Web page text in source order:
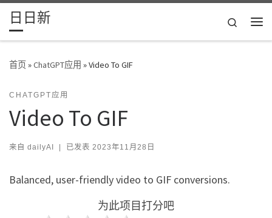
Skip to content
日日新
Search
首页»ChatGPT应用 »Video To GIF
CHATGPT应用
Video To GIF
来自 dailyAI | 已发表 2023年11月28日
Balanced, user-friendly video to GIF conversions.
为此项目打分吧